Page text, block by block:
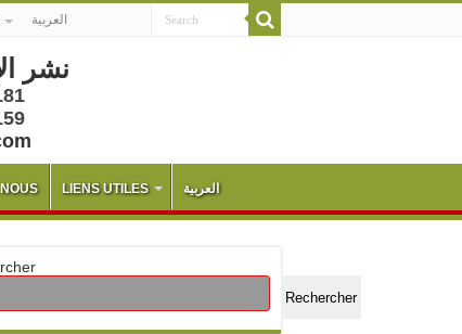
العربية
نشر
LIENS UTILES العربية
Rechercher